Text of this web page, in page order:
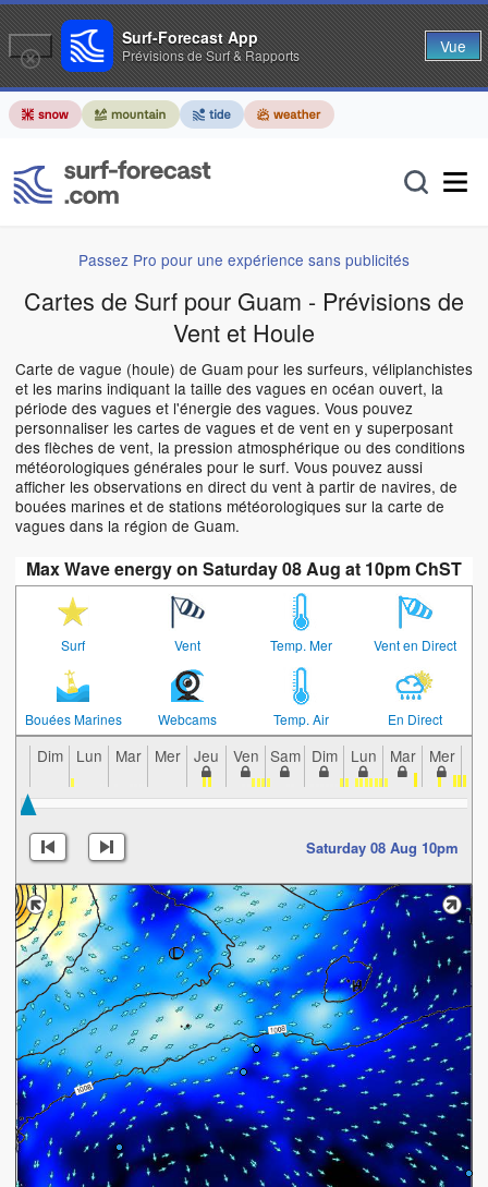
Passez Pro pour une expérience sans publicités
Cartes de Surf pour Guam - Prévisions de
Vent et Houle
Carte de vague (houle) de Guam pour les surfeurs, véliplanchistes
et les marins indiquant la taille des vagues en océan ouvert, la
période des vagues et l'énergie des vagues. Vous pouvez
personnaliser les cartes de vagues et de vent en y superposant
des flèches de vent, la pression atmosphérique ou des conditions
météorologiques générales pour le surf. Vous pouvez aussi
afficher les observations en direct du vent à partir de navires, de
bouées marines et de stations météorologiques sur la carte de
vagues dans la région de Guam.
Max Wave energy on Saturday 08 Aug at 10pm ChST
Surf Vent Temp. Mer Vent en Direct
Bouées Marines Webcams Temp. Air En Direct
Dim Lun Mar Mer Jeu Ven Sam Dim Lun Mar Mer
Saturday 08 Aug 10pm
Surf-Forecast App
Prévisions de Surf & Rapports Vue